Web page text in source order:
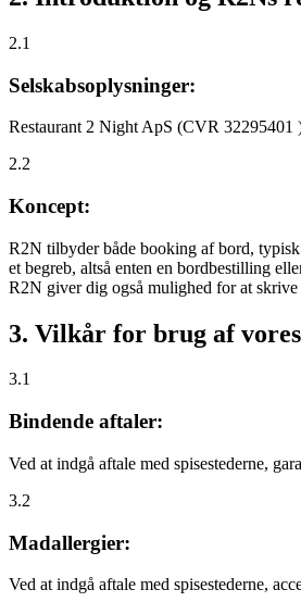
2.1
Selskabsoplysninger:
Restaurant 2 Night ApS (CVR 32295401
2.2
Koncept:
R2N tilbyder både booking af bord, typisk
et begreb, altså enten en bordbestilling
R2N giver dig også mulighed for at
3. Vilkår for brug af
3.1
Bindende aftaler:
Ved at indgå aftale med spisestederne,
3.2
Madallergier:
Ved at indgå aftale med spisestederne,